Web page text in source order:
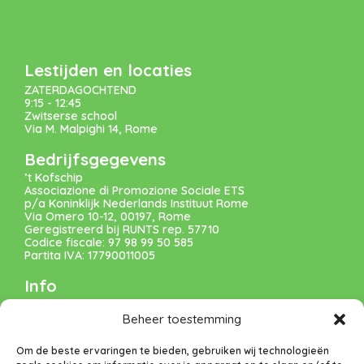
Beheer toestemming
Om de beste ervaringen te bieden, gebruiken wij technologieën
Lestijden en locaties
ZATERDAGOCHTEND
9:15 - 12:45
Zwitserse school
Via M. Malpighi 14, Rome
Bedrijfsgegevens
’t Kofschip
Associazione di Promozione Sociale ETS
p/a Koninklijk Nederlands Instituut Rome
Via Omero 10-12, 00197, Rome
Geregistreerd bij RUNTS rep. 57710
Codice fiscale: 97 98 99 50 585
Partita IVA: 17790011005
Info